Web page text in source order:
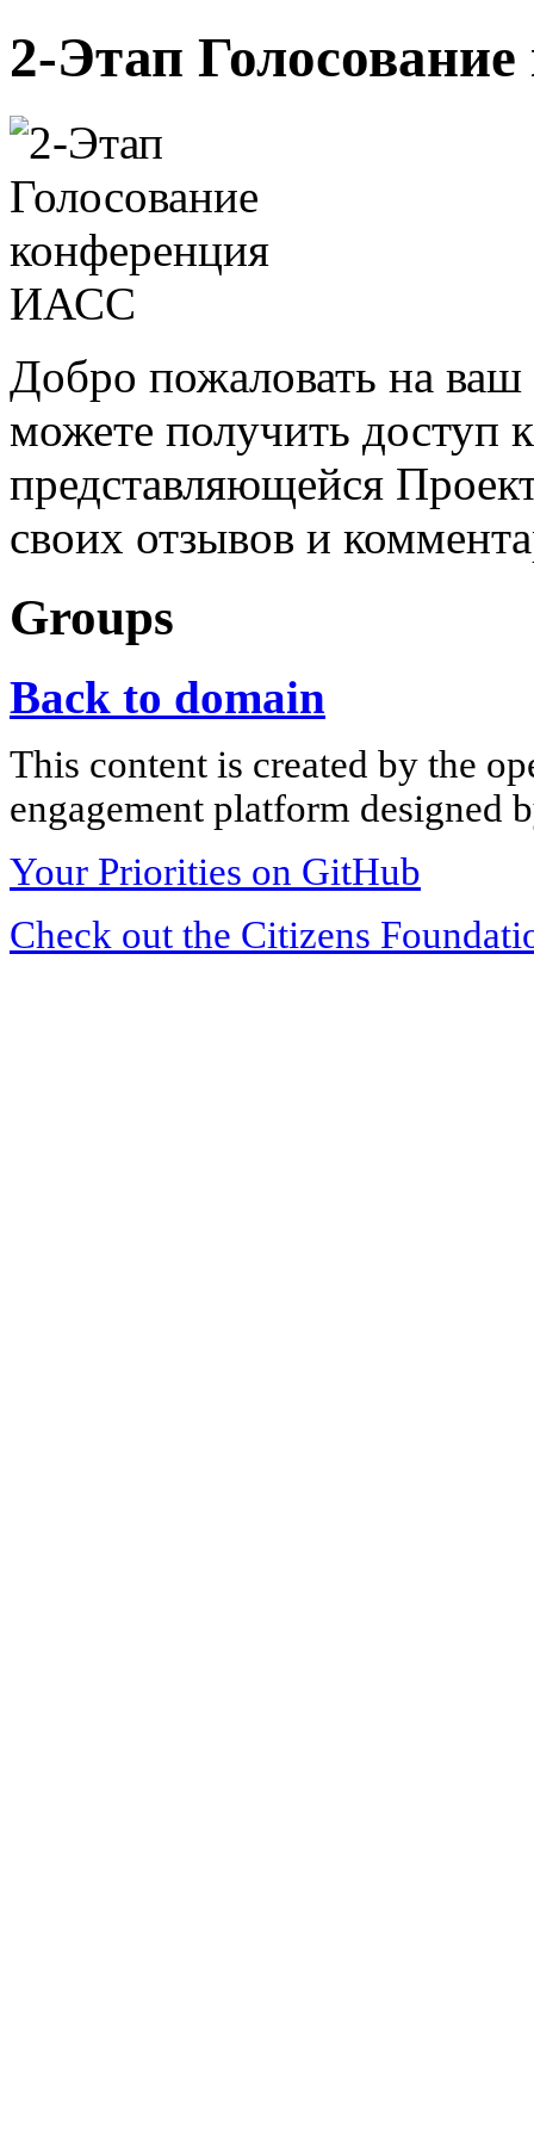
2-Этап
Добро пожаловать на
можете получить доступ
представляющейся
своих отзывов и
Groups
Back to domain
This content is created by the
engagement platform designed
Your Priorities on GitHub
Check out the Citizens